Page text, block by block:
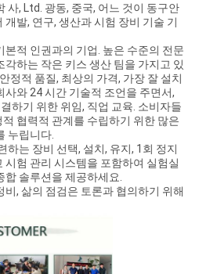
사, Ltd. 광동, 중국, 어느 것이 동구안
발, 연구, 생산과 시험 장비 기술 기
본적 인권과의 기업. 높은 수준의 전문
각하는 작은 키스 생산 팀을 가지고 있
정적 품질, 최상의 가격, 가장 잘 설치
사와 24 시간 기술적 조언을 주면서,
하기 위한 위임, 직업 교육. 소비자들
협력적 관계를 수립하기 위한 많은
누립니다.
하는 장비 선택, 설치, 유지, 1회 정지
시험 관리 시스템을 포함하여 실험실
솔루션을 제공하세요.
비, 삶의 점검은 토론과 협의하기 위해